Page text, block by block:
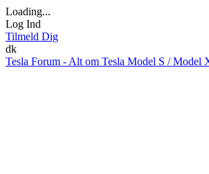
Loading...
Log Ind
Tilmeld Dig
dk
Tesla Forum - Alt om Tesla Model S / Model